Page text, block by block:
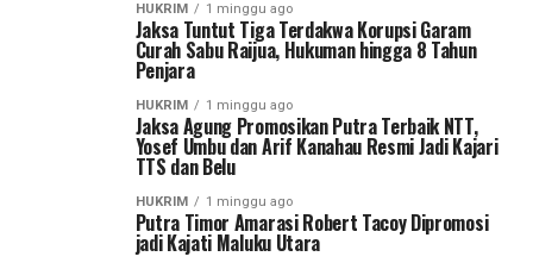
HUKRIM 1 minggu ago
Jaksa Tuntut Tiga Terdakwa Korupsi Garam
Curah Sabu Raijua, Hukuman hingga 8 Tahun
Penjara
HUKRIM 1 minggu ago
Jaksa Agung Promosikan Putra Terbaik NTT,
Yosef Umbu dan Arif Kanahau Resmi Jadi Kajari
TTS dan Belu
HUKRIM 1 minggu ago
Putra Timor Amarasi Robert Tacoy Dipromosi
jadi Kajati Maluku Utara